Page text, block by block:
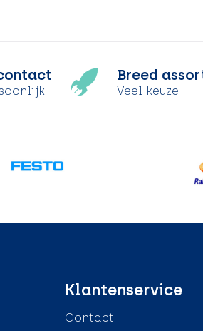
Breed
Veel keuze
Klantenservice
Contact